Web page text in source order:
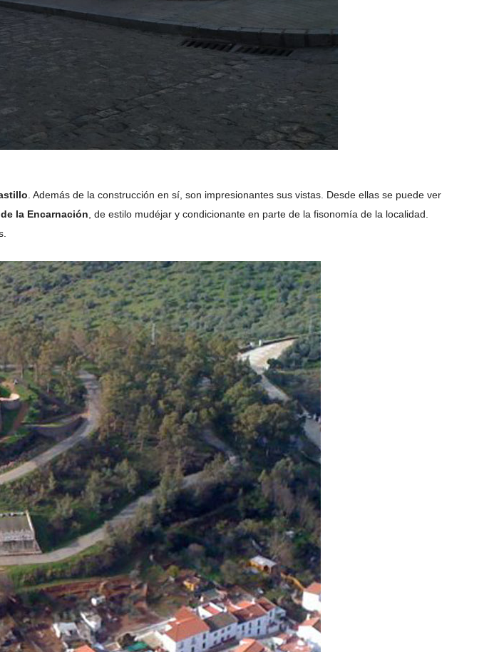
. Además de la construcción en sí, son impresionantes sus vistas. Desde ellas se puede ver
la Encarnación , de estilo mudéjar y condicionante en parte de la fisonomía de la localidad.